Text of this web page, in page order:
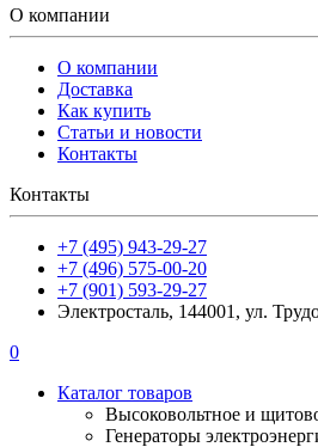
О компании
О компании
Доставка
Как купить
Статьи и новости
Контакты
Контакты
+7 (495) 943-29-27
+7 (496) 575-00-20
+7 (901) 593-29-27
Электросталь, 144001, ул.
0
Каталог товаров
Высоковольтное и
Генераторы